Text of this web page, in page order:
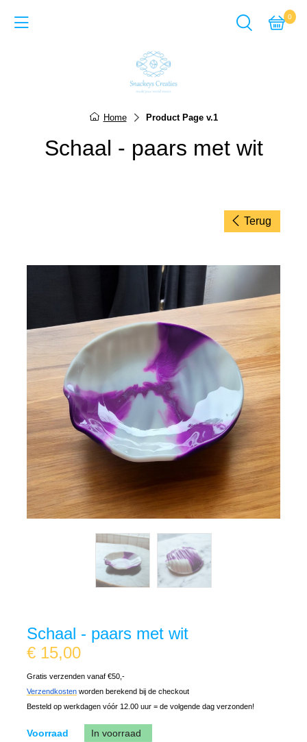
0
Items van Epoxy
Items van Acrylverf
Home Product Page v.1
Schaal - paars met wit
Terug
Schaal - paars met wit
€ 15,00
Gratis verzenden vanaf €50,-
Verzendkosten worden berekend bij de checkout
Besteld op werkdagen vóór 12.00 uur = de volgende dag verzonden!
Voorraad
In voorraad